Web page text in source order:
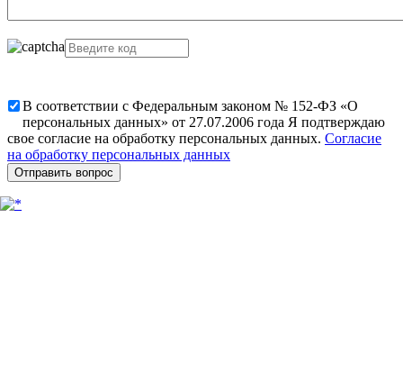
В соответствии с Федеральным законом № 152-ФЗ «О
персональных данных» от 27.07.2006 года Я подтверждаю
свое согласие на обработку персональных данных. Согласие
на обработку персональных данных